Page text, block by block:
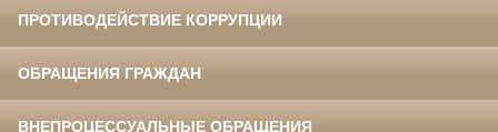
ПРОТИВОДЕЙСТВИЕ КОРРУПЦИИ
ОБРАЩЕНИЯ ГРАЖДАН
ВНЕПРОЦЕССУАЛЬНЫЕ ОБРАЩЕНИЯ